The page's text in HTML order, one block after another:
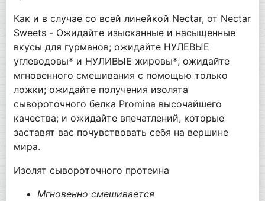
Как и в случае со всей линейкой Nectar, от Nectar
Sweets - Ожидайте изысканные и насыщенные
вкусы для гурманов; ожидайте НУЛЕВЫЕ
углеводовы* и НУЛИВЫЕ жировы*; ожидайте
мгновенного смешивания с помощью только
ложки; ожидайте получения изолята
сывороточного белка Promina высочайшего
качества; и ожидайте впечатлений, которые
заставят вас почувствовать себя на вершине
мира.
Изолят сывороточного протеина
Мгновенно смешивается